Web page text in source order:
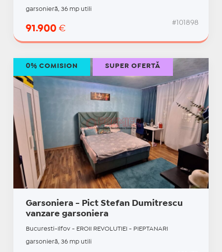
garsonieră, 36 mp utili
91.900 €
#101898
Garsoniera - Pict Stefan Dumitrescu
vanzare garsoniera
Bucuresti-Ilfov - EROII REVOLUTIEI - PIEPTANARI
garsonieră, 36 mp utili
0% COMISION SUPER OFERTĂ